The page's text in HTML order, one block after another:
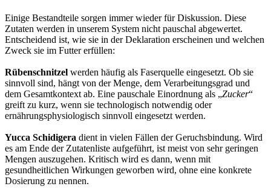
Einige Bestandteile sorgen immer wieder für Diskussion. Diese
Zutaten werden in unserem System nicht pauschal abgewertet.
Entscheidend ist, wie sie in der Deklaration erscheinen und welchen
Zweck sie im Futter erfüllen:
Rübenschnitzel werden häufig als Faserquelle eingesetzt. Ob sie
sinnvoll sind, hängt von der Menge, dem Verarbeitungsgrad und
dem Gesamtkontext ab. Eine pauschale Einordnung als „Zucker“
greift zu kurz, wenn sie technologisch notwendig oder
ernährungsphysiologisch sinnvoll eingesetzt werden.
Yucca Schidigera dient in vielen Fällen der Geruchsbindung. Wird
es am Ende der Zutatenliste aufgeführt, ist meist von sehr geringen
Mengen auszugehen. Kritisch wird es dann, wenn mit
gesundheitlichen Wirkungen geworben wird, ohne eine konkrete
Dosierung zu nennen.